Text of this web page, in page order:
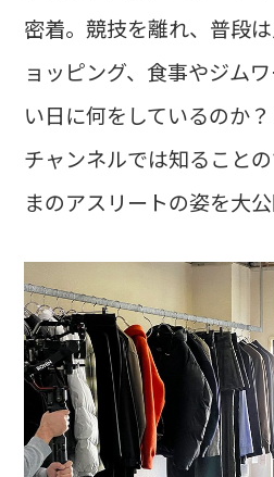
密着。競技を離れ、普段
ョッピング、食事やジム
い日に何をしているのか
チャンネルでは知ること
まのアスリートの姿を大公